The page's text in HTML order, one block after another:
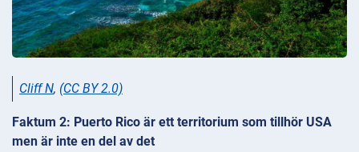
Cliff N, (CC BY 2.0)
Faktum 2: Puerto Rico är ett territorium som tillhör USA
men är inte en del av det